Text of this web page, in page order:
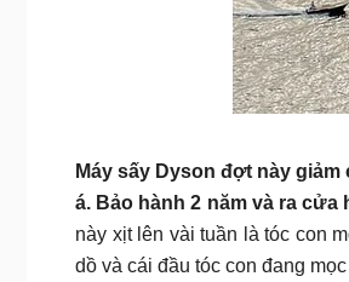
Máy sấy Dyson đợt này
á. Bảo hành 2 năm và ra
này xịt lên vài tuần là tóc con
dồ và cái đầu tóc con đang